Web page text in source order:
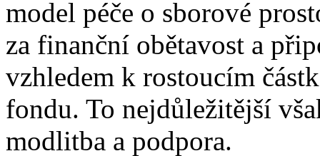
model péče o sborové
za finanční obětavost a
vzhledem k rostoucím
fondu. To nejdůležitější
modlitba a podpora.